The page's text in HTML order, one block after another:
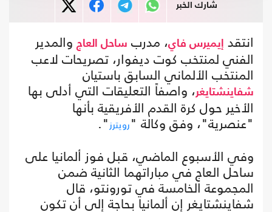
شارك الخبر
انتقد إيميرس فاي، مدرب ساحل العاج والمدير
الفني لمنتخب كوت ديفوار، تصريحات لاعب
المنتخب الألماني السابق باستيان
شفاينشتايغر ، واصفاً التعليقات التي أدلى بها
الأخير حول كرة القدم الأفريقية بأنها
"عنصرية"، وفق وكالة "رويترز".
وفي الأسبوع الماضي، قبل فوز ألمانيا على
ساحل العاج في مباراتهما الثانية ضمن
المجموعة الخامسة في تورونتو، قال
شفاينشتايغر إن ألمانيا بحاجة إلى أن تكون